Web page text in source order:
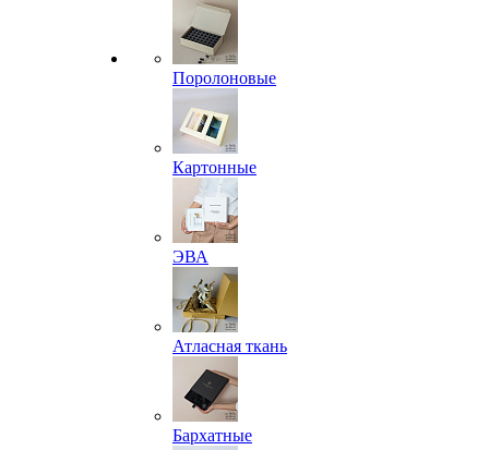
Поролоновые
Картонные
ЭВА
Атласная ткань
Бархатные